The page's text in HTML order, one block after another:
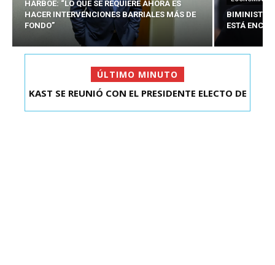
HARBOE: “LO QUE SE REQUIERE AHORA ES
HACER INTERVENCIONES BARRIALES MÁS DE
FONDO”
BIMINISTRO
ESTÁ
ÚLTIMO MINUTO
HARBOE: “LO QUE SE REQUIERE AHORA ES HACER